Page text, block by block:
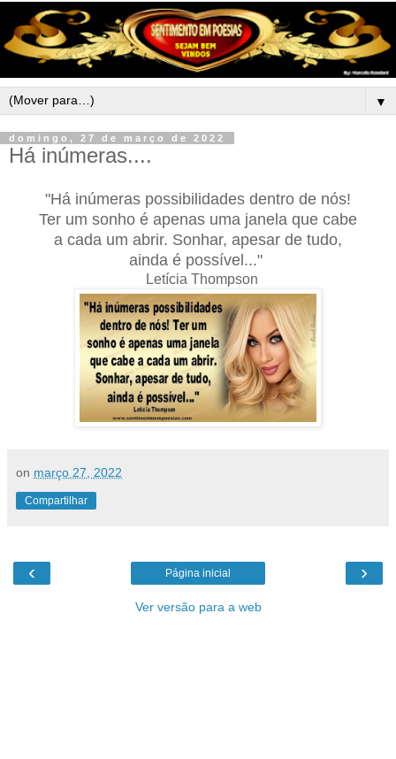
▼
domingo, 27 de março de 2022
Há inúmeras....
"Há inúmeras possibilidades dentro de nós!
Ter um sonho é apenas uma janela que cabe
a cada um abrir. Sonhar, apesar de tudo,
ainda é possível..."
Letícia Thompson
on março 27, 2022
Compartilhar
‹ ›
Página inicial
Ver versão para a web